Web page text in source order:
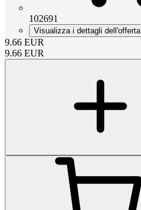
102691
Visualizza i dettagli dell'offerta
9.66 EUR
9.66 EUR